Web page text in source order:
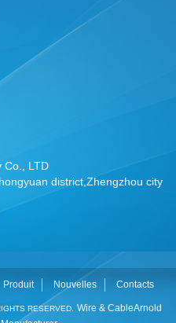
Co., LTD
district,Zhengzhou city
Produit Nouvelles Contacts
RESERVED. Wire & CableArnold